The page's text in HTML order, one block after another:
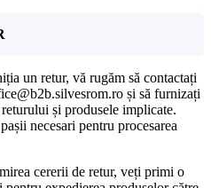
un retur, vă rugăm să contactați
și să furnizați
și produsele implicate.
necesari pentru procesarea
cererii de retur, veți primi o